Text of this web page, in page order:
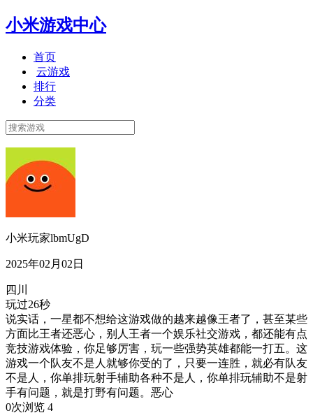
小米游戏中心
首页
云游戏
排行
分类
小米玩家lbmUgD
2025年02月02日
四川
玩过26秒
说实话，一星都不想给这游戏做的越来越像王者了，甚至某些
方面比王者还恶心，别人王者一个娱乐社交游戏，都还能有点
竞技游戏体验，你足够厉害，玩一些强势英雄都能一打五。这
游戏一个队友不是人就够你受的了，只要一连胜，就必有队友
不是人，你单排玩射手辅助各种不是人，你单排玩辅助不是射
手有问题，就是打野有问题。恶心
0次浏览 4